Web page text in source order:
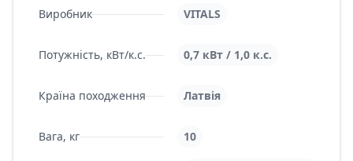
Виробник VITALS
Потужність, кВт/к.с. 0,7 кВт / 1,0 к.с.
Країна походження Латвія
Вага, кг 10